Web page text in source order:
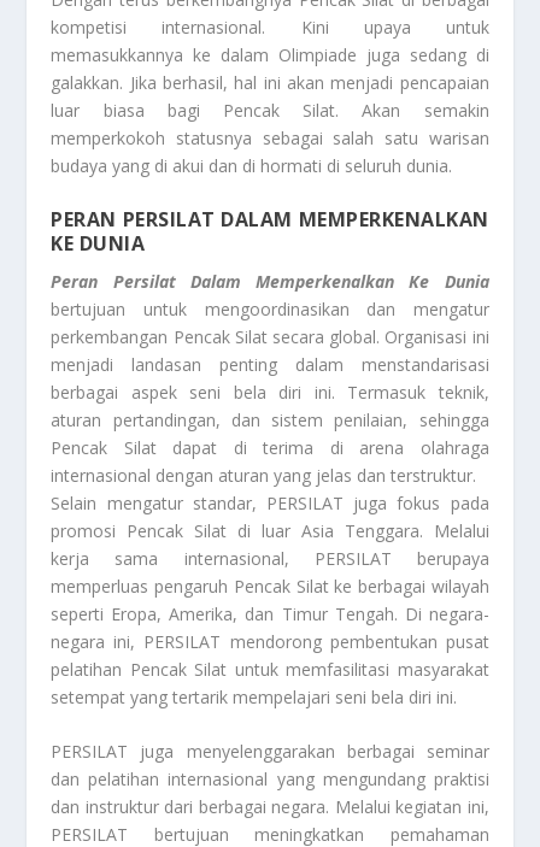
kompetisi internasional. Kini upaya untuk
memasukkannya ke dalam Olimpiade juga sedang di
galakkan. Jika berhasil, hal ini akan menjadi pencapaian
luar biasa bagi Pencak Silat. Akan semakin
memperkokoh statusnya sebagai salah satu warisan
budaya yang di akui dan di hormati di seluruh dunia.
PERAN PERSILAT DALAM MEMPERKENALKAN
KE DUNIA
Peran Persilat Dalam Memperkenalkan Ke Dunia
bertujuan untuk mengoordinasikan dan mengatur
perkembangan Pencak Silat secara global. Organisasi ini
menjadi landasan penting dalam menstandarisasi
berbagai aspek seni bela diri ini. Termasuk teknik,
aturan pertandingan, dan sistem penilaian, sehingga
Pencak Silat dapat di terima di arena olahraga
internasional dengan aturan yang jelas dan terstruktur.
Selain mengatur standar, PERSILAT juga fokus pada
promosi Pencak Silat di luar Asia Tenggara. Melalui
kerja sama internasional, PERSILAT berupaya
memperluas pengaruh Pencak Silat ke berbagai wilayah
seperti Eropa, Amerika, dan Timur Tengah. Di negara-
negara ini, PERSILAT mendorong pembentukan pusat
pelatihan Pencak Silat untuk memfasilitasi masyarakat
setempat yang tertarik mempelajari seni bela diri ini.
PERSILAT juga menyelenggarakan berbagai seminar
dan pelatihan internasional yang mengundang praktisi
dan instruktur dari berbagai negara. Melalui kegiatan ini,
PERSILAT bertujuan meningkatkan pemahaman